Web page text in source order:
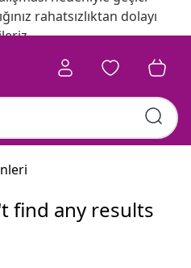
rahatsızlıktan dolayı
find any results